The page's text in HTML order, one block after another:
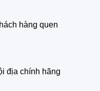
hàng quen
địa chính hãng